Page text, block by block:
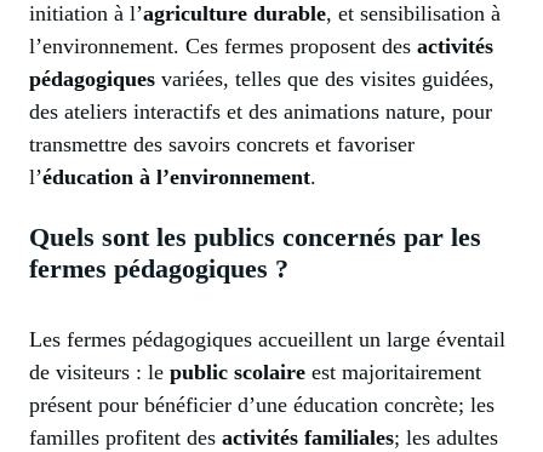
initiation à l’agriculture durable, et sensibilisation à
l’environnement. Ces fermes proposent des activités
pédagogiques variées, telles que des visites guidées,
des ateliers interactifs et des animations nature, pour
transmettre des savoirs concrets et favoriser
l’éducation à l’environnement.
Quels sont les publics concernés par les
fermes pédagogiques ?
Les fermes pédagogiques accueillent un large éventail
de visiteurs : le public scolaire est majoritairement
présent pour bénéficier d’une éducation concrète; les
familles profitent des activités familiales; les adultes